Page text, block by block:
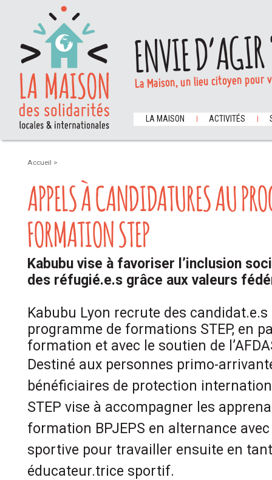
ENVIE
La Maison, un lieu citoyen
LA MAISON ACTIVITÉS
Accueil >
APPELS À CANDIDATURES AU
FORMATION STEP
Kabubu vise à favoriser l’inclusion
des réfugié.e.s grâce aux valeurs
Kabubu Lyon recrute des
programme de formations STEP, en
formation et avec le soutien de
Destiné aux personnes primo-
bénéficiaires de protection
STEP vise à accompagner les
formation BPJEPS en alternance
sportive pour travailler ensuite en
éducateur.trice sportif.